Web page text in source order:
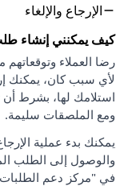
الإرجاع والإلغاء
كيف يمكنني إنشاء
رضا العملاء
استلامك لها، بشرط
ومع الملصقات سليمة.
يمكنك بدء عملية
والوصول إلى الطلب
في "مركز دعم